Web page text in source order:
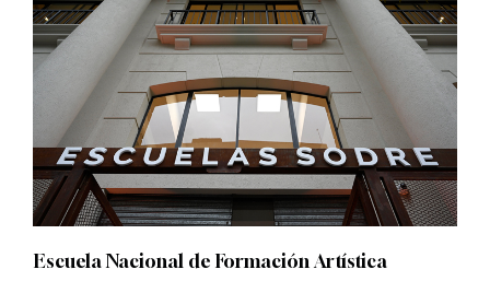
Escuela Nacional de Formación Artística